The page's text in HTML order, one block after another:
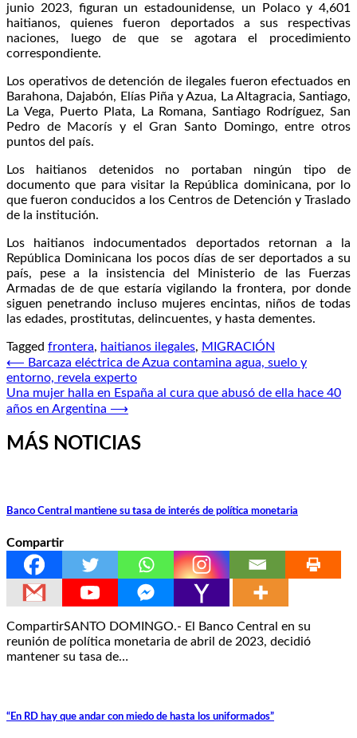
junio 2023, figuran un estadounidense, un Polaco y 4,601
haitianos, quienes fueron deportados a sus respectivas
naciones, luego de que se agotara el procedimiento
correspondiente.
Los operativos de detención de ilegales fueron efectuados en
Barahona, Dajabón, Elías Piña y Azua, La Altagracia, Santiago,
La Vega, Puerto Plata, La Romana, Santiago Rodríguez, San
Pedro de Macorís y el Gran Santo Domingo, entre otros
puntos del país.
Los haitianos detenidos no portaban ningún tipo de
documento que para visitar la República dominicana, por lo
que fueron conducidos a los Centros de Detención y Traslado
de la institución.
Los haitianos indocumentados deportados retornan a la
República Dominicana los pocos días de ser deportados a su
país, pese a la insistencia del Ministerio de las Fuerzas
Armadas de de que estaría vigilando la frontera, por donde
siguen penetrando incluso mujeres encintas, niños de todas
las edades, prostitutas, delincuentes, y hasta dementes.
Tagged frontera, haitianos ilegales, MIGRACIÓN
Navegación
de
entradas
⟵ Barcaza eléctrica de Azua contamina agua, suelo y
entorno, revela experto
Una mujer halla en España al cura que abusó de ella hace 40
años en Argentina ⟶
MÁS NOTICIAS
Banco Central mantiene su tasa de interés de política monetaria
Compartir
CompartirSANTO DOMINGO.- El Banco Central en su
reunión de política monetaria de abril de 2023, decidió
mantener su tasa de…
“En RD hay que andar con miedo de hasta los uniformados”